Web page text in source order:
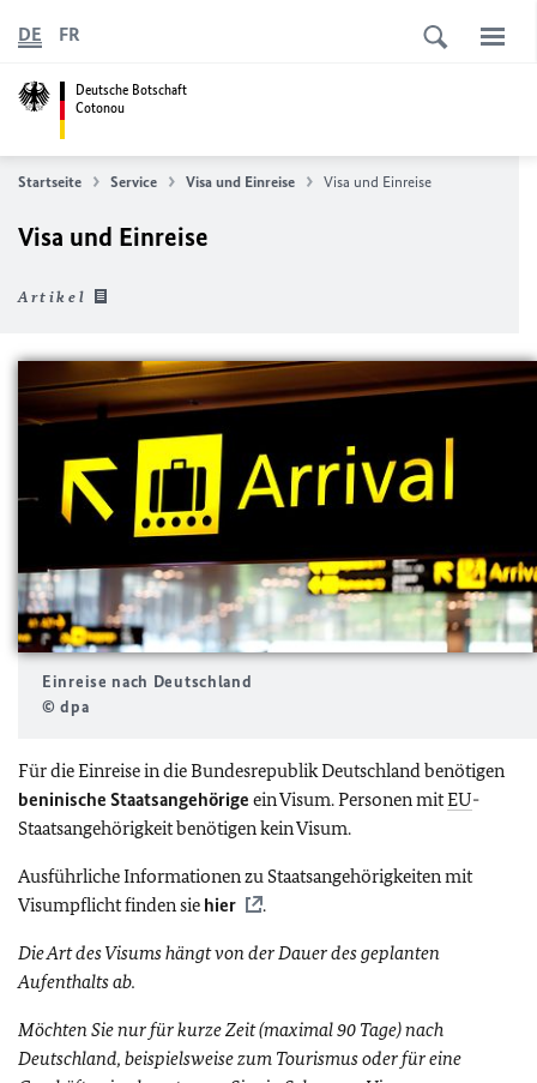
Deutsche Botschaft
Cotonou
DE FR
Startseite Service Visa und Einreise Visa und Einreise
Visa und Einreise
Artikel
Einreise nach Deutschland
© dpa
Für die Einreise in die Bundesrepublik Deutschland benötigen
beninische Staatsangehörige ein Visum. Personen mitEU-
Staatsangehörigkeit benötigen kein Visum.
Ausführliche Informationen zu Staatsangehörigkeiten mit
Visumpflicht finden sie hier .
Die Art des Visums hängt von der Dauer des geplanten
Aufenthalts ab.
Möchten Sie nur für kurze Zeit (maximal 90 Tage) nach
Deutschland, beispielsweise zum Tourismus oder für eine